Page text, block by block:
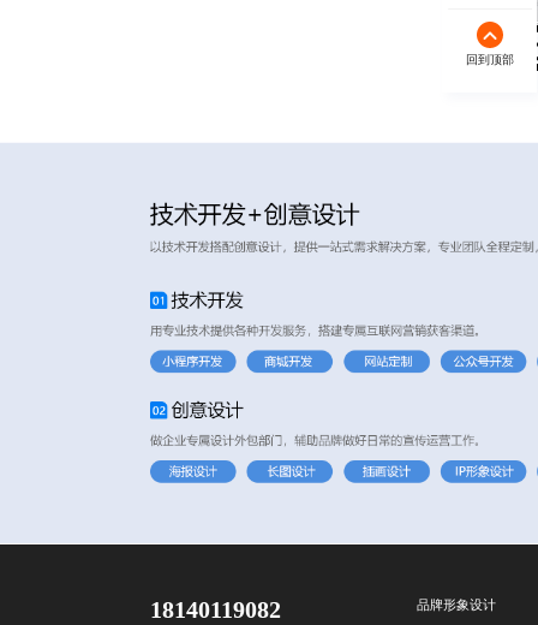
回到顶部
18140119082 品牌形象设计